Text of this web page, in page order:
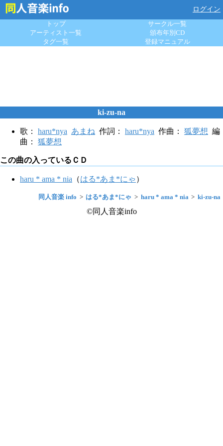
ログイン
トップ
サークル一覧
アーティスト一覧
頒布年別CD
タグ一覧
登録マニュアル
ki-zu-na
歌： haru*nya あまね 作詞： haru*nya 作曲： 狐夢想 編
曲： 狐夢想
この曲の入っているＣＤ
haru * ama * nia （はる*あま*にゃ ）
同人音楽 info はる*あま*にゃ haru * ama * nia ki-zu-na
©同人音楽info